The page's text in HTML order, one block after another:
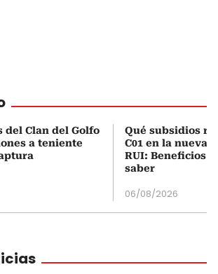
del Clan del Golfo
a teniente
Qué subsidios
C01 en la nueva
RUI: Beneficios
saber
06/08/2026